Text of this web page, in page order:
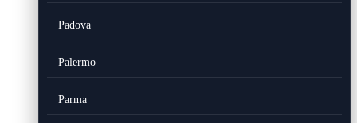
Padova
Palermo
Parma